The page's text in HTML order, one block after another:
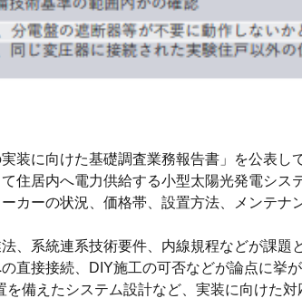
に向けた基礎調査業務報告書」を公表し
住居内へ電力供給する小型太陽光発電シス
ーの状況、価格帯、設置方法、メンテナ
、系統連系技術要件、内線規程などが課題
接接続、DIY施工の可否などが論点に挙
備えたシステム設計など、実装に向けた